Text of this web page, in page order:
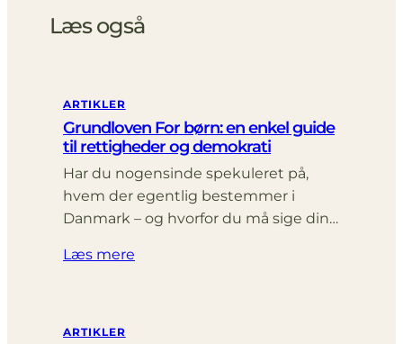
Læs også
ARTIKLER
Grundloven For børn: en enkel guide
til rettigheder og demokrati
Har du nogensinde spekuleret på,
hvem der egentlig bestemmer i
Danmark – og hvorfor du må sige din…
Læs mere
ARTIKLER